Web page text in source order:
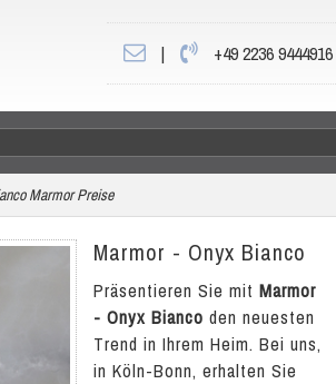
| +49 2236 9444916
Marmor Preise
Marmor - Onyx Bianco
Präsentieren Sie mit Marmor
- Onyx Bianco den neuesten
Trend in Ihrem Heim. Bei uns,
in Köln-Bonn, erhalten Sie